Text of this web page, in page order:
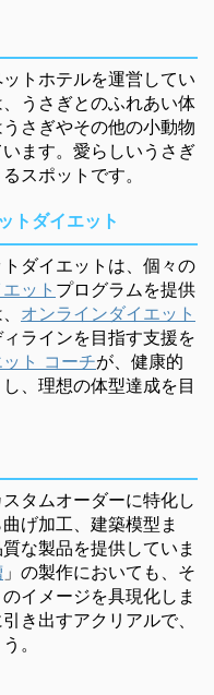
トホテルを運営してい
うさぎとのふれあい体
さぎやその他の小動物
ます。愛らしいうさぎ
スポットです。
トダイエット
ダイエットは、個々の
ット プログラムを提供
オンラインダイエット
ラインを目指す支援を
ト コーチが、健康的
、理想の体型達成を目
タムオーダーに特化し
げ加工、建築模型ま
な製品を提供していま
」の製作においても、そ
イメージを具現化しま
き出すアクリアルで、
。